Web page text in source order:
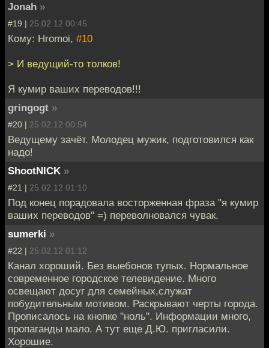
Jonah »
#19 | 25.02.12 00:45
Кому: Hromoi, #10
> И ведущий-то толков!
Я кумир ваших переводов!!!
gringogt »
#20 | 25.02.12 00:54
Ведущему зачёт. Молодец мужик, подготовился как
надо!
ShootNICK »
#21 | 25.02.12 01:10
Под конец порадовала восторженная фраза "я кумир
ваших переводов" =) переволновался чувак.
sumerki »
#22 | 25.02.12 01:12
Канал хороший. Без выебонов тупых. Нормальное
современное городское телевидение. Много
освещают досуг для семейных,служат
побудительным мотивом. Раскрывают черты города.
Прописалось на кнопке "ноль". Информации много,
пропаганды мало. А тут еще Д.Ю. пригласили.
Хорошие.